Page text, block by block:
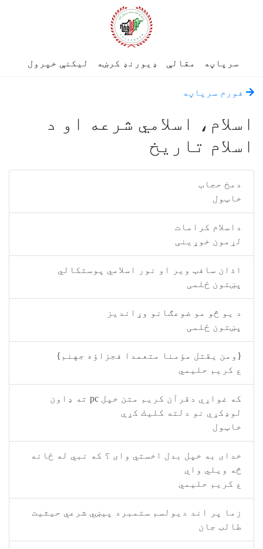
سرپاڼه مقالې ډیورنډ کرښه لیکنې خپرول
فورم سرپاڼه
اسلام، اسلامي شرعه او د
اسلام تاریخ
دمخ حجاب
خاټول
داسلام کرامات
لړمون خوړينی
اذان سافټ وير او نور اسلامي پوستکالي
پښتون ځلمی
د يو څو مو ضوعګانو وړانديز
پښتون ځلمی
{‏ومن يقتل مؤمنا متعمدا فجزاؤه جهنم‏}
ع کريم حليمي
كه غواړي دقر‌‌آن كريم متن خپل pc ته ډاون
لوډكړي نو دلته كليك كړې
خاټول
خدای به خپل بدل اخستي وای ؟ که نبي له ځانه
څه ويلي واي
ع کريم حليمي
زما پر اند ديولسم ستمبرد پيښي شرعي حيثيت
طالب جان